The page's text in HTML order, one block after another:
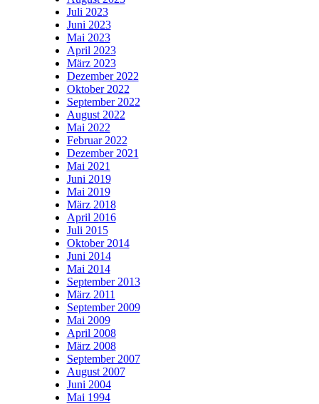
Juli 2023
Juni 2023
Mai 2023
April 2023
März 2023
Dezember 2022
Oktober 2022
September 2022
August 2022
Mai 2022
Februar 2022
Dezember 2021
Mai 2021
Juni 2019
Mai 2019
März 2018
April 2016
Juli 2015
Oktober 2014
Juni 2014
Mai 2014
September 2013
März 2011
September 2009
Mai 2009
April 2008
März 2008
September 2007
August 2007
Juni 2004
Mai 1994